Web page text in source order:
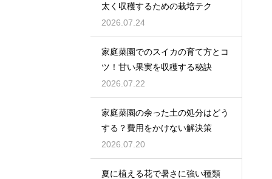
太く収穫するための栽培テク
2026.07.24
家庭菜園でのスイカの育て方とコ
ツ！甘い果実を収穫する秘訣
2026.07.22
家庭菜園の余った土の処分はどう
する？費用をかけない解決策
2026.07.20
夏に植える花で暑さに強い種類